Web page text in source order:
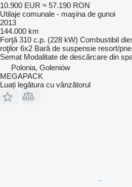
10.900 EUR ≈ 57.190 RON
Utilaje comunale - maşina de gunoi
2013
144.000 km
Forţă 310 c.p. (228 kW) Combustibil
roţilor 6x2 Bară de suspensie resort/
Semat Modalitate de descărcare din
Polonia, Goleniów
MEGAPACK
Luați legătura cu vânzătorul